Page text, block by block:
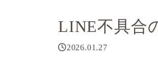
LINE不具合
2026.01.27